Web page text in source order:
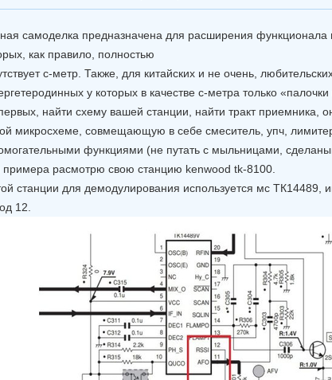
самоделка предназначена для расширения
как правило, полностью
с-метр. Также, для китайских и не очень,
у которых в качестве с-метра только
найти схему вашей станции, найти тракт приемника,
микросхеме, совмещающую в себе смеситель, упч,
функциями (не путать с мыльницами,
примера расмотрю свою станцию kenwood tk-8100.
станции для демодулирования используется мс ТК14489,
12.